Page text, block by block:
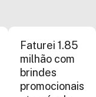
Faturei 1.85
milhão com
brindes
promocionais